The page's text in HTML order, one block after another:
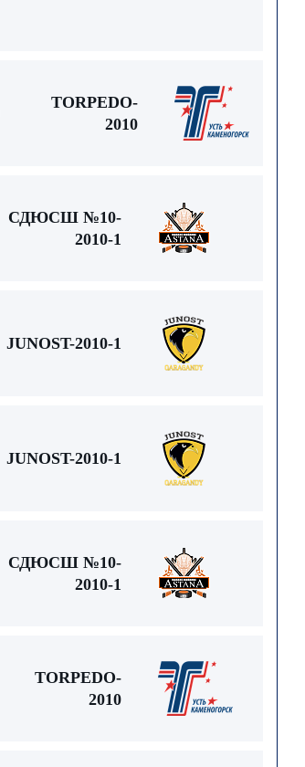
TORPEDO-
2010
СДЮСШ №10-
2010-1
JUNOST-2010-1
JUNOST-2010-1
СДЮСШ №10-
2010-1
TORPEDO-
2010